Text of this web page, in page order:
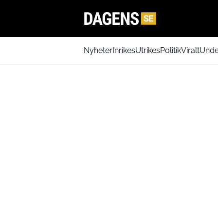
NyheterInrikesUtrikesPolitikViralt